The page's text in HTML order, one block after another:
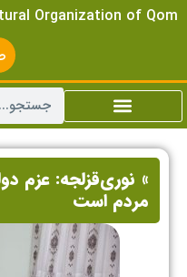
Organization of Qom
» نوری‌قزلجه: عزم
مردم است